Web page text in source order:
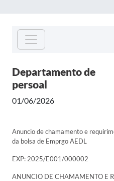
Departamento de
persoal
01/06/2026
Anuncio de chamamento e
da bolsa de Emprgo AEDL
EXP: 2025/E001/000002
ANUNCIO DE CHAMAMENTO E